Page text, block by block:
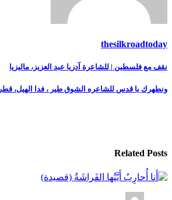
thesilkroadtoday
تصفّح
المقالات
نقف مع فلسطين | للشاعرة آدزيا عبد العزيز، ماليزيا
ونطهرك يا قدس للشاعره الشوق طير ، فدا الهيل، قطر
Related Posts